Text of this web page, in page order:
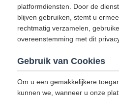
platformdiensten. Door de
blijven gebruiken, stemt u
rechtmatig verzamelen,
overeenstemming met dit
Gebruik van Cookies
Om u een gemakkelijkere
kunnen we, wanneer u onze